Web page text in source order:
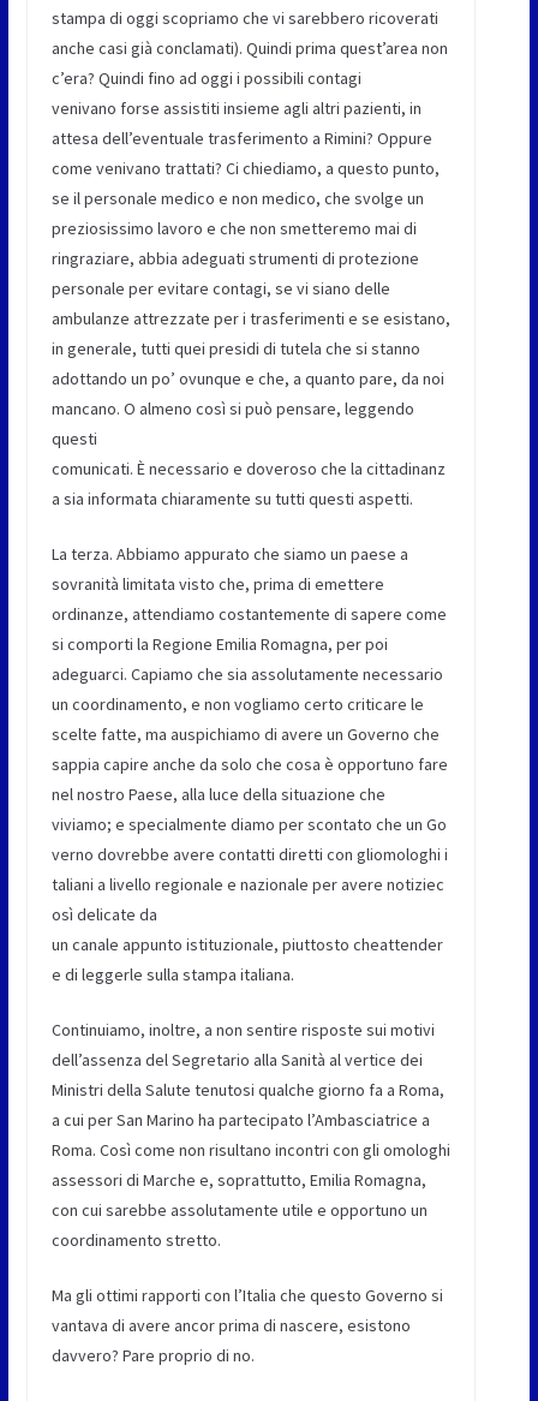
stampa di oggi scopriamo che vi sarebbero ricoverati
anche casi già conclamati). Quindi prima quest’area non
c’era? Quindi fino ad oggi i possibili contagi
venivano forse assistiti insieme agli altri pazienti, in
attesa dell’eventuale trasferimento a Rimini? Oppure
come venivano trattati? Ci chiediamo, a questo punto,
se il personale medico e non medico, che svolge un
preziosissimo lavoro e che non smetteremo mai di
ringraziare, abbia adeguati strumenti di protezione
personale per evitare contagi, se vi siano delle
ambulanze attrezzate per i trasferimenti e se esistano,
in generale, tutti quei presidi di tutela che si stanno
adottando un po’ ovunque e che, a quanto pare, da noi
mancano. O almeno così si può pensare, leggendo
questi
comunicati. È necessario e doveroso che la cittadinanz
a sia informata chiaramente su tutti questi aspetti.
La terza. Abbiamo appurato che siamo un paese a
sovranità limitata visto che, prima di emettere
ordinanze, attendiamo costantemente di sapere come
si comporti la Regione Emilia Romagna, per poi
adeguarci. Capiamo che sia assolutamente necessario
un coordinamento, e non vogliamo certo criticare le
scelte fatte, ma auspichiamo di avere un Governo che
sappia capire anche da solo che cosa è opportuno fare
nel nostro Paese, alla luce della situazione che
viviamo; e specialmente diamo per scontato che un Go
verno dovrebbe avere contatti diretti con gliomologhi i
taliani a livello regionale e nazionale per avere notiziec
osì delicate da
un canale appunto istituzionale, piuttosto cheattender
e di leggerle sulla stampa italiana.
Continuiamo, inoltre, a non sentire risposte sui motivi
dell’assenza del Segretario alla Sanità al vertice dei
Ministri della Salute tenutosi qualche giorno fa a Roma,
a cui per San Marino ha partecipato l’Ambasciatrice a
Roma. Così come non risultano incontri con gli omologhi
assessori di Marche e, soprattutto, Emilia Romagna,
con cui sarebbe assolutamente utile e opportuno un
coordinamento stretto.
Ma gli ottimi rapporti con l’Italia che questo Governo si
vantava di avere ancor prima di nascere, esistono
davvero? Pare proprio di no.